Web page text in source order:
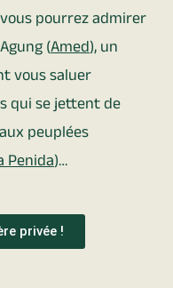
pourrez admirer
(Amed), un
vous saluer
qui se jettent de
peuplées
Penida)…
privée !